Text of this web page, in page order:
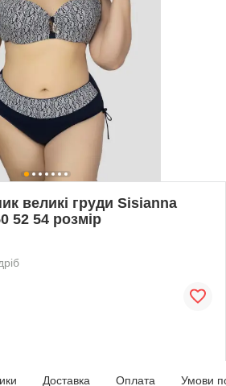
великі груди Sisianna
52 54 розмір
Доставка Оплата Умови